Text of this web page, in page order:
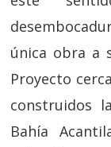
única obra a
Proyecto
construidos
Bahía